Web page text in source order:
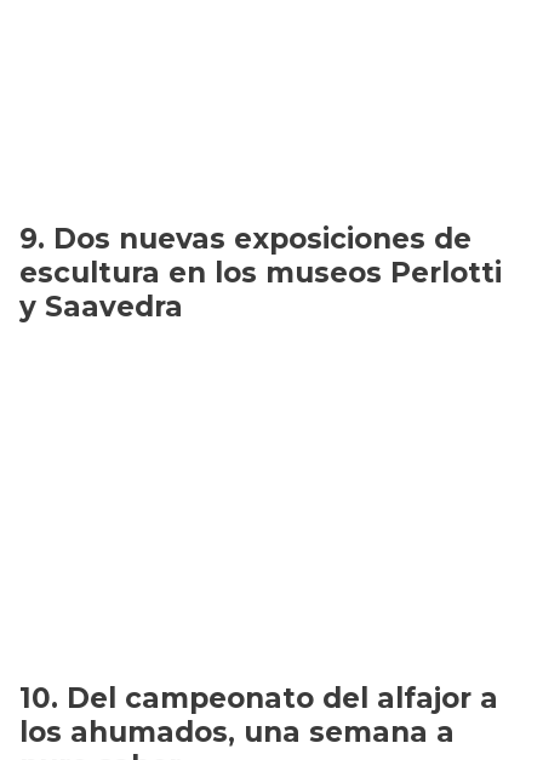
Dos nuevas exposiciones de
escultura en los museos Perlotti
y Saavedra
Del campeonato del alfajor a
los ahumados, una semana a